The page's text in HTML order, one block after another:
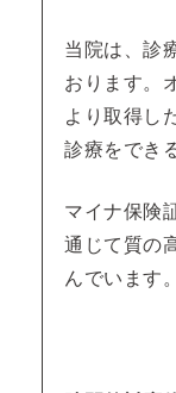
当院は、診
おります。
より取得し
診療をでき
マイナ保険
通じて質の
んでいます。